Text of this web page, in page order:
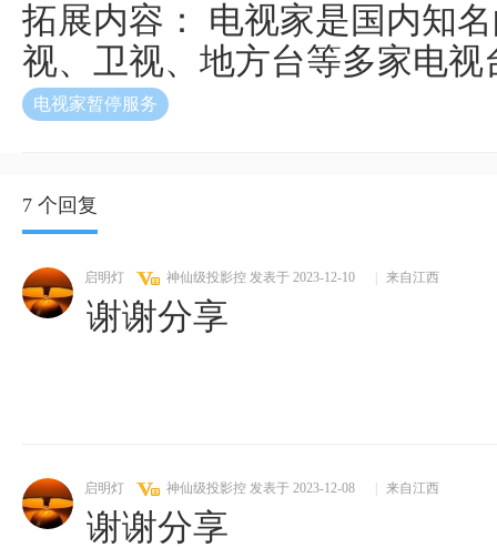
拓展内容： 电视家是国内知
视、卫视、地方台等多家电视
电视家暂停服务
7 个回复
启明灯 神仙级投影控 发表于 2023-12-10 来自江西
谢谢分享
启明灯 神仙级投影控 发表于 2023-12-08 来自江西
谢谢分享